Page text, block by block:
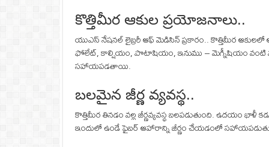
కొత్తిమీర ఆకుల ప్రయోజనాలు..
యుఎస్ నేషనల్ లైబ్రరీ ఆఫ్ మెడిసిన్ ప్రకారం.. కొత్తిమీర
ఫోలేట్, కాల్షియం, పొటాషియం, ఇనుము – మెగ్నీషియం వంటి
సహాయపడతాయి.
బలమైన జీర్ణ వ్యవస్థ..
కొత్తిమీర తినడం వల్ల జీర్ణవ్యవస్థ బలపడుతుంది. ఉదయం ఖాళీ
ఇందులో ఉండే ఫైబర్ ఆహారాన్ని జీర్ణం చేయడంలో